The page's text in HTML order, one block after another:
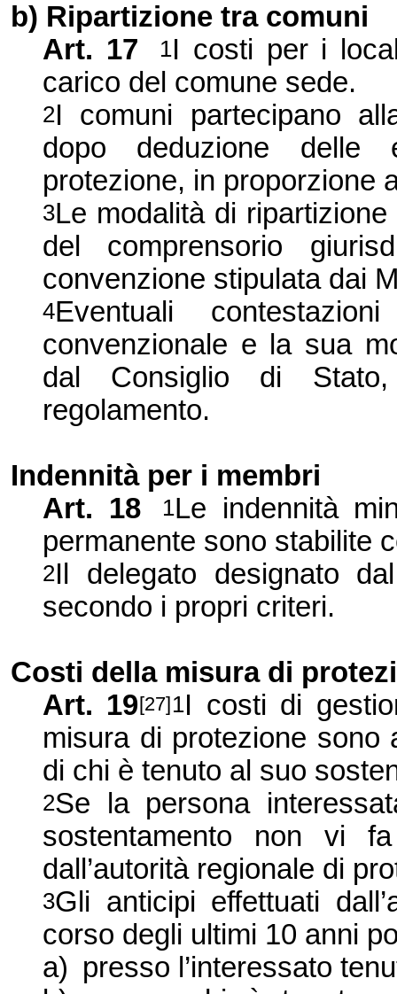
b) Ripartizione tra comuni
Art. 17
1I costi per i
carico del comune sede.
2I comuni partecipano
dopo deduzione delle
protezione, in proporzione
3Le modalità di
del comprensorio
convenzione stipulata dai
4Eventuali
convenzionale e la sua
dal Consiglio di
regolamento.
Indennità per i membri
Art. 18
1Le indennità
permanente sono stabilite
2Il delegato designato
secondo i propri criteri.
Costi della misura di
Art. 19[27]1I costi di
misura di protezione sono
di chi è tenuto al suo
2Se la persona
sostentamento non vi
dall’autorità regionale di
3Gli anticipi effettuati
corso degli ultimi 10 anni
a) presso l’interessato